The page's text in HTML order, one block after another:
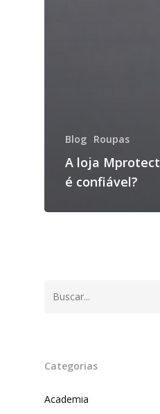
Blog Roupas
A loja Mprotect
é confiável?
Categorias
Academia